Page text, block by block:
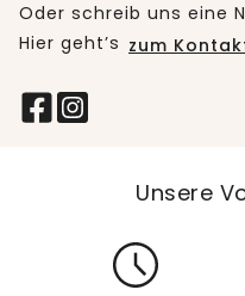
Oder schreib uns eine
Hier geht’s zum
Unsere